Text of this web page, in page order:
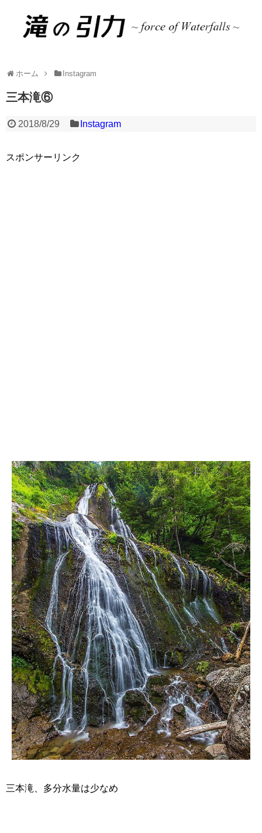
ホーム Instagram
三本滝⑥
2018/8/29 Instagram
スポンサーリンク
三本滝、多分水量は少なめ